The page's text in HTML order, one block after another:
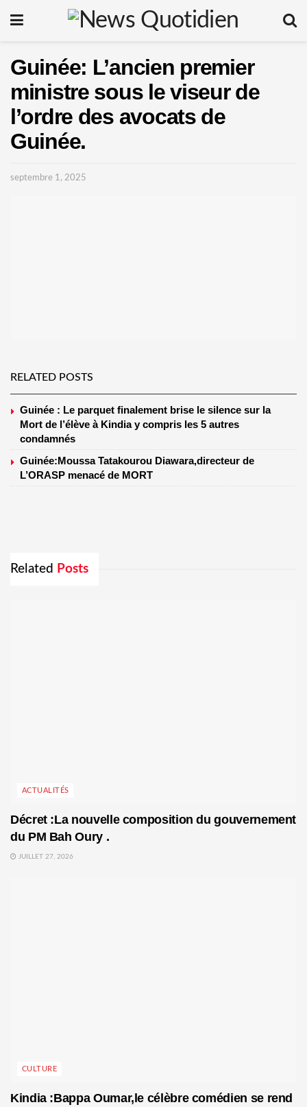
Guinée: L’ancien premier
ministre sous le viseur de
l’ordre des avocats de
Guinée.
septembre 1, 2025
RELATED POSTS
Guinée : Le parquet finalement brise le silence sur la
Mort de l’élève à Kindia y compris les 5 autres
condamnés
Guinée:Moussa Tatakourou Diawara,directeur de
L’ORASP menacé de MORT
Related Posts
ACTUALITÉS
Décret :La nouvelle composition du gouvernement
du PM Bah Oury .
JUILLET 27, 2026
CULTURE
Kindia :Bappa Oumar,le célèbre comédien se rend